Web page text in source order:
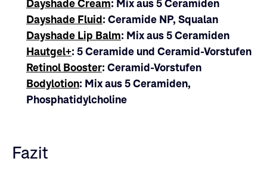
Dayshade Cream: Mix aus 5 Ceramiden
Dayshade Fluid: Ceramide NP, Squalan
Dayshade Lip Balm: Mix aus 5 Ceramiden
Hautgel+: 5 Ceramide und Ceramid-Vorstufen
Retinol Booster: Ceramid-Vorstufen
Bodylotion: Mix aus 5 Ceramiden,
Phosphatidylcholine
Fazit